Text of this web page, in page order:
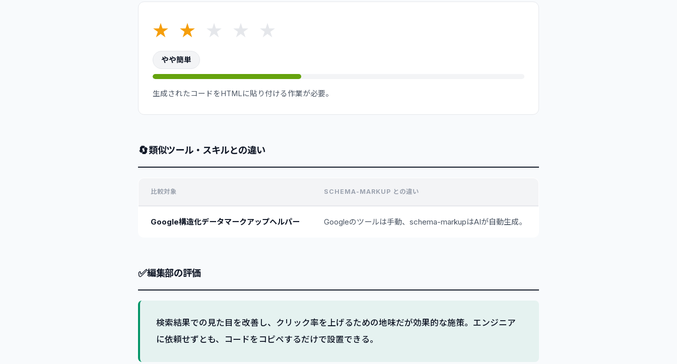
★ ★ ★ ★ ★
やや簡単
生成されたコードをHTMLに貼り付ける作業が必要。
🔄類似ツール・スキルとの違い
比較対象 SCHEMA-MARKUP との違い
Google構造化データマークアップヘルパー Googleのツールは手動、schema-markupはAIが自動生成。
✅編集部の評価
検索結果での見た目を改善し、クリック率を上げるための地味だが効果的な施策。エンジニア
に依頼せずとも、コードをコピペするだけで設置できる。